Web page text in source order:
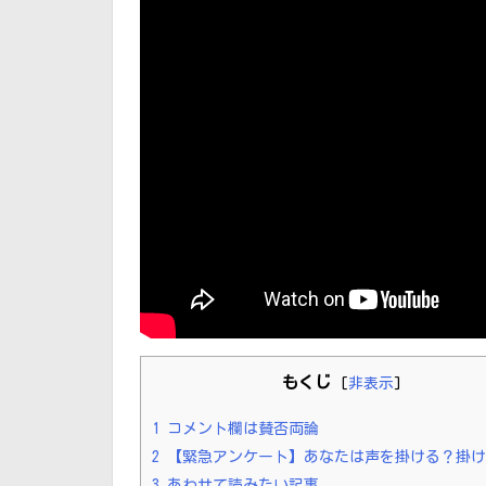
もくじ [非表示 ]
1
コメント欄は賛否両論
2 【緊急アンケート】あなたは声を掛ける？掛